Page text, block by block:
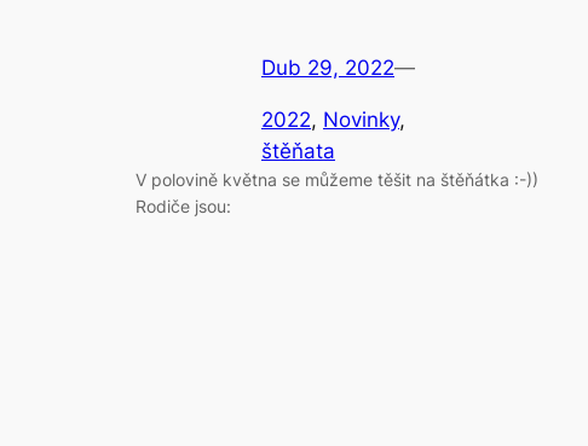
Dub 29, 2022—
2022, Novinky
štěňata
V polovině května se můžeme těšit na štěňátka :-))
Rodiče jsou: